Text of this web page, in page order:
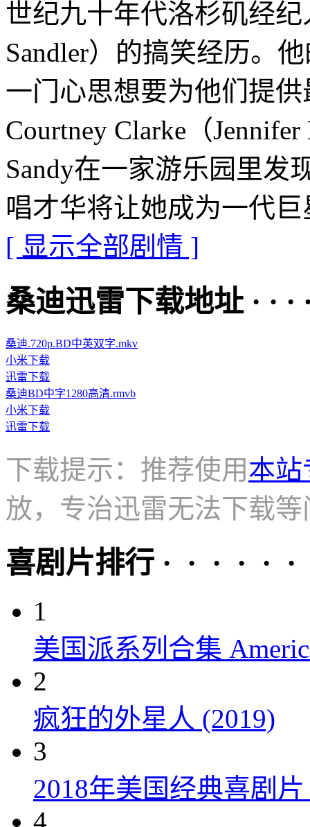
世纪九十年代洛杉矶经纪
Sandler）的搞笑经历。
一门心思想要为他们提
Courtney Clarke（
Sandy在一家游乐园里发
唱才华将让她成为一代巨
[ 显示全部剧情 ]
桑迪迅雷下载地址 · · ·
桑迪.720p.BD中英双字.mkv
小米下载
迅雷下载
桑迪BD中字1280高清.rmvb
小米下载
迅雷下载
下载提示：推荐使用本站
放，专治迅雷无法下载等
喜剧片排行 · · · · · ·
1
美国派系列合集
2
疯狂的外星人 (2019)
3
2018年美国经典喜剧